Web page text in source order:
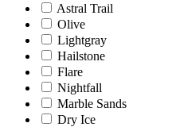
Astral Trail
Olive
Lightgray
Hailstone
Flare
Nightfall
Marble Sands
Dry Ice